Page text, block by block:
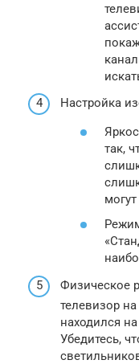
Настройка
так,
Физическое
телевизор
находился
Убедитесь,